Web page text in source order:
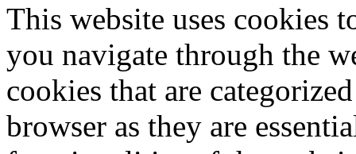
This website uses cookies
you navigate through the
cookies that are
browser as they are